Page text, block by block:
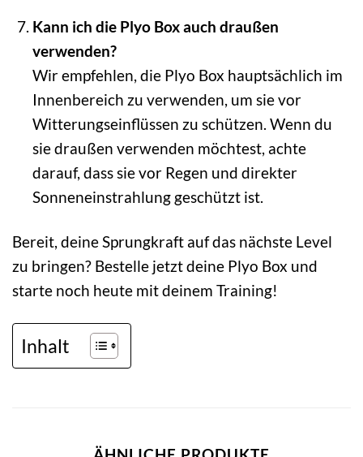
Kann ich die Plyo Box auch draußen
verwenden?
Wir empfehlen, die Plyo Box hauptsächlich im
Innenbereich zu verwenden, um sie vor
Witterungseinflüssen zu schützen. Wenn du
sie draußen verwenden möchtest, achte
darauf, dass sie vor Regen und direkter
Sonneneinstrahlung geschützt ist.
Bereit, deine Sprungkraft auf das nächste Level
zu bringen? Bestelle jetzt deine Plyo Box und
starte noch heute mit deinem Training!
Inhalt